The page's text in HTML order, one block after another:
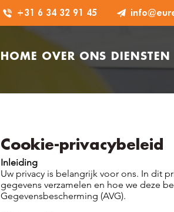
+31 6 34 32 91 45
HOME OVER ONS DIENSTEN
Cookie-privacybeleid
Inleiding
Uw privacy is belangrijk voor ons. In dit
gegevens verzamelen en hoe we deze
Gegevensbescherming (AVG).